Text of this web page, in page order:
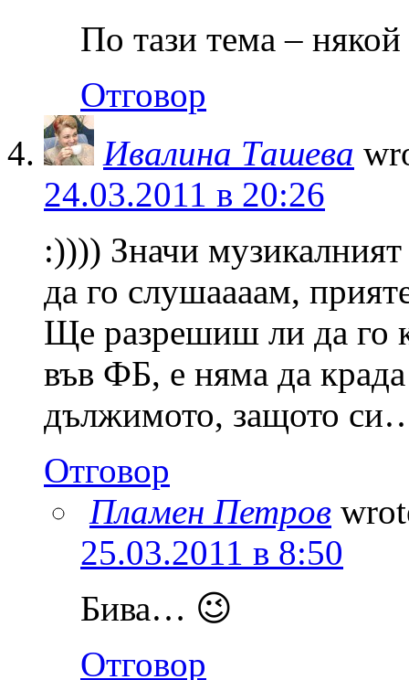
По тази тема –
Отговор
Ивалина Ташева
24.03.2011 в 20:26
:)))) Значи
да го слушаааам,
Ще разрешиш ли да го
във ФБ, е няма да
дължимото, защото
Отговор
Пламен Петров
25.03.2011 в 8:50
Бива… 😉
Отговор